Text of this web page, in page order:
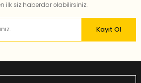
ilk siz haberdar olabilirsiniz.
Kayıt Ol